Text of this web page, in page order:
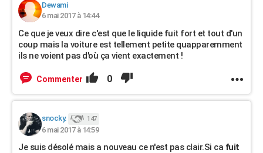
Dewami
6 mai 2017 à 14:44
Ce que je veux dire c'est que le liquide fuit fort et tout d'un
coup mais la voiture est tellement petite quapparemment
ils ne voient pas d'où ça vient exactement !
Commenter 0
snocky. 147
6 mai 2017 à 14:59
Je suis désolé mais a nouveau ce n'est pas clair.Si ca fuit